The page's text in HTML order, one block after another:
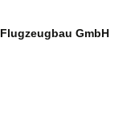
GmbH